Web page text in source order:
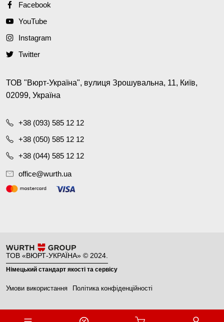
Facebook
YouTube
Instagram
Twitter
ТОВ "Вюрт-Україна", вулиця Зрошувальна, 11, Київ,
02099, Україна
+38 (093) 585 12 12
+38 (050) 585 12 12
+38 (044) 585 12 12
office@wurth.ua
ТОВ «ВЮРТ-УКРАЇНА» © 2024.
Німецький стандарт якості та сервісу
Умови використання Політика конфіденційності